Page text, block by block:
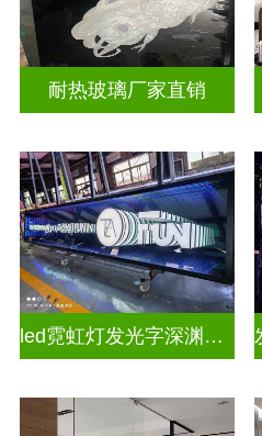
耐热玻璃厂家直销
led霓虹灯发光字深渊镜千层镜